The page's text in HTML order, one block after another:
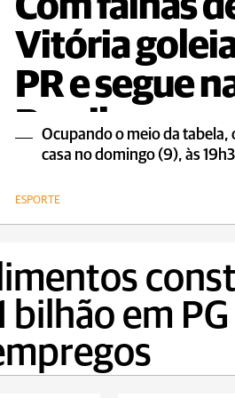
Vitória
PR e segue
Brasil
Ocupando o meio da
casa no domingo (9), às
ESPORTE
bilhão em